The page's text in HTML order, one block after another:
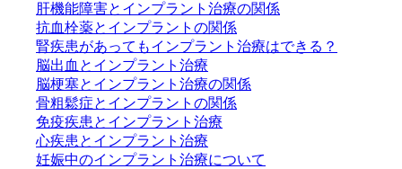
肝機能障害とインプラント治療の関係
抗血栓薬とインプラントの関係
腎疾患があってもインプラント治療はできる？
脳出血とインプラント治療
脳梗塞とインプラント治療の関係
骨粗鬆症とインプラントの関係
免疫疾患とインプラント治療
心疾患とインプラント治療
妊娠中のインプラント治療について